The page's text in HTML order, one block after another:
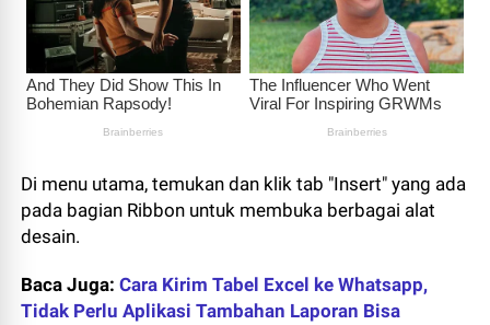
Di menu utama, temukan dan klik tab "Insert" yang ada
pada bagian Ribbon untuk membuka berbagai alat
desain.
Baca Juga:Cara Kirim Tabel Excel ke Whatsapp,
Tidak Perlu Aplikasi Tambahan Laporan Bisa